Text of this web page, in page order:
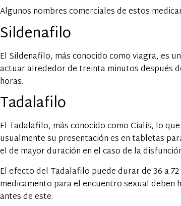
Algunos nombres comerciales de estos
Sildenafilo
El Sildenafilo, más conocido como viagra, es
actuar alrededor de treinta minutos después
horas.
Tadalafilo
El Tadalafilo, más conocido como Cialis, lo
usualmente su presentación es en tabletas
el de mayor duración en el caso de la
El efecto del Tadalafilo puede durar de 36 a
medicamento para el encuentro sexual
antes de este.